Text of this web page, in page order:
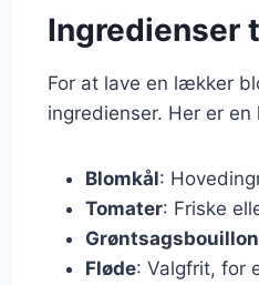
Ingredienser
For at lave en lækker
ingredienser. Her er
Blomkål:
Tomater: Friske
Grøntsagsbouillon
Fløde: Valgfrit, for